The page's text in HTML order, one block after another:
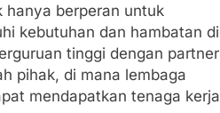
hanya berperan untuk
kebutuhan dan hambatan di
tinggi dengan partner
pihak, di mana lembaga
mendapatkan tenaga kerja